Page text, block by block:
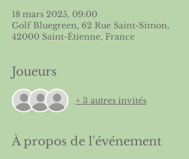
18 mars 2025, 09:00
Golf Bluegreen, 62 Rue Saint-Simon,
42000 Saint-Étienne, France
Joueurs
+ 3 autres invités
À propos de l'événement